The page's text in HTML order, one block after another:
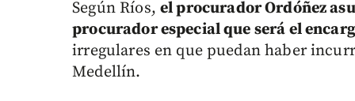
Según Ríos, el procurador Ordóñez
procurador especial que será el
irregulares en que puedan haber
Medellín.